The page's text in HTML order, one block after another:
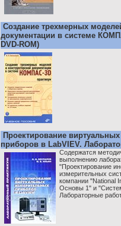
Создание трехмерных
документации в системе
DVD-ROM)
Проектирование
приборов в LabVIEV.
Содержатся
выполнению
"Проектирование
измерительных
компании "National
Основы 1" и
Лабораторные